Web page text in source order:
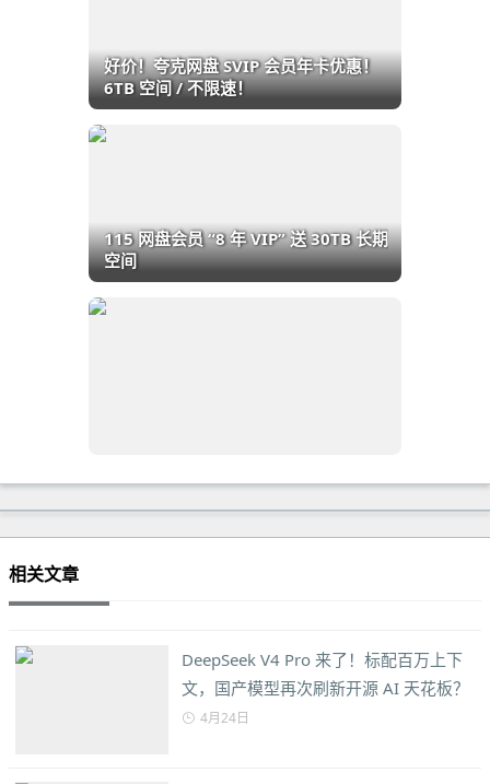
好价！夸克网盘 SVIP 会员年卡优惠！
6TB 空间 / 不限速！
115 网盘会员 “8 年 VIP” 送 30TB 长期
空间
相关文章
DeepSeek V4 Pro 来了！标配百万上下
文，国产模型再次刷新开源 AI 天花板？
4月24日